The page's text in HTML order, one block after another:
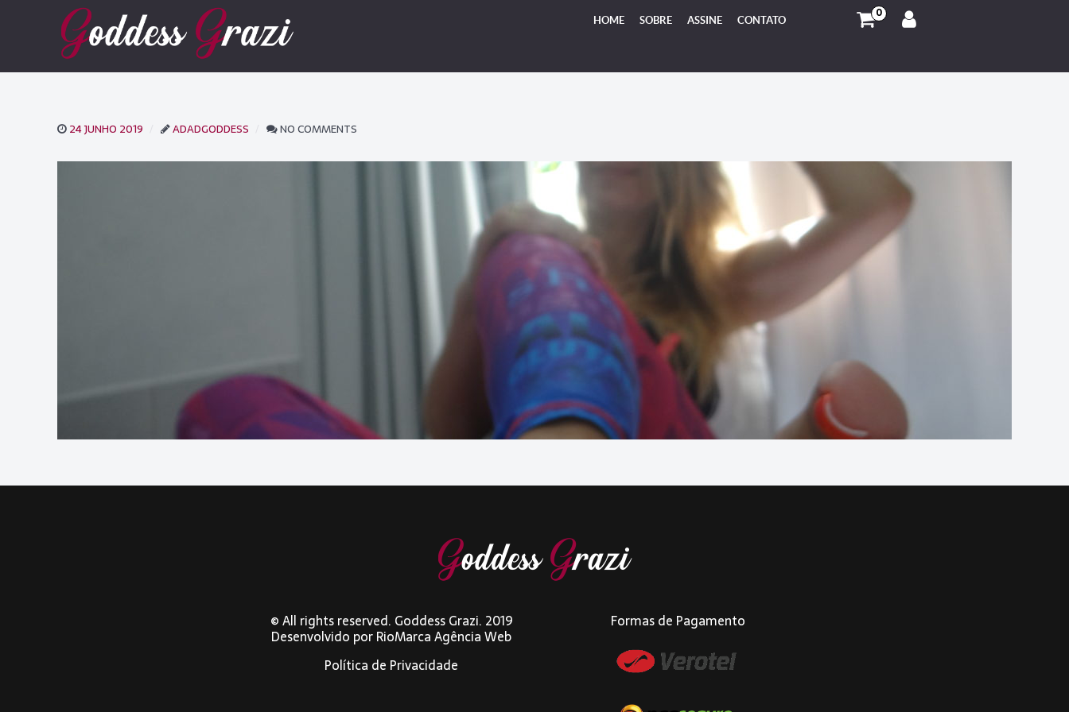
HOME SOBRE ASSINE CONTATO 0
24 JUNHO 2019 ADADGODDESS NO COMMENTS
© All rights reserved. Goddess Grazi. 2019
Desenvolvido porRioMarca Agência Web
Política de Privacidade
Formas de Pagamento